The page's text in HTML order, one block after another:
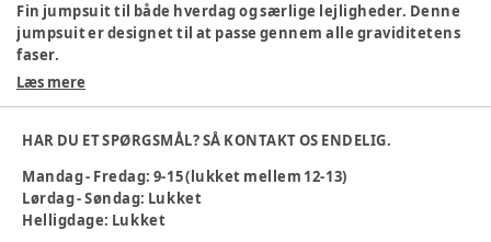
Fin jumpsuit til både hverdag og særlige lejligheder. Denne
jumpsuit er designet til at passe gennem alle graviditetens
faser.
Farve:Svart
Køn:Kvinde
Materiale:Polyester
Varenummer:371120
Læs mere
HAR DU ET SPØRGSMÅL? SÅ KONTAKT OS ENDELIG.
Mandag - Fredag: 9-15 (lukket mellem 12-13)
Lørdag - Søndag: Lukket
Helligdage: Lukket